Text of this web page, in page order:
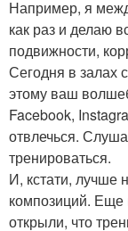
Например, я
как раз и делаю
подвижности,
Сегодня в залах
этому ваш
Facebook,
отвлечься.
тренироваться.
И, кстати, лучше
композиций. Еще
открыли, что